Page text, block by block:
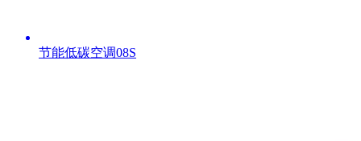
节能低碳空调08S